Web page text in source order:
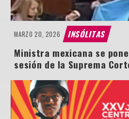
MARZO 20, 2026 INSÓLITAS
Ministra mexicana se
sesión de la Suprema